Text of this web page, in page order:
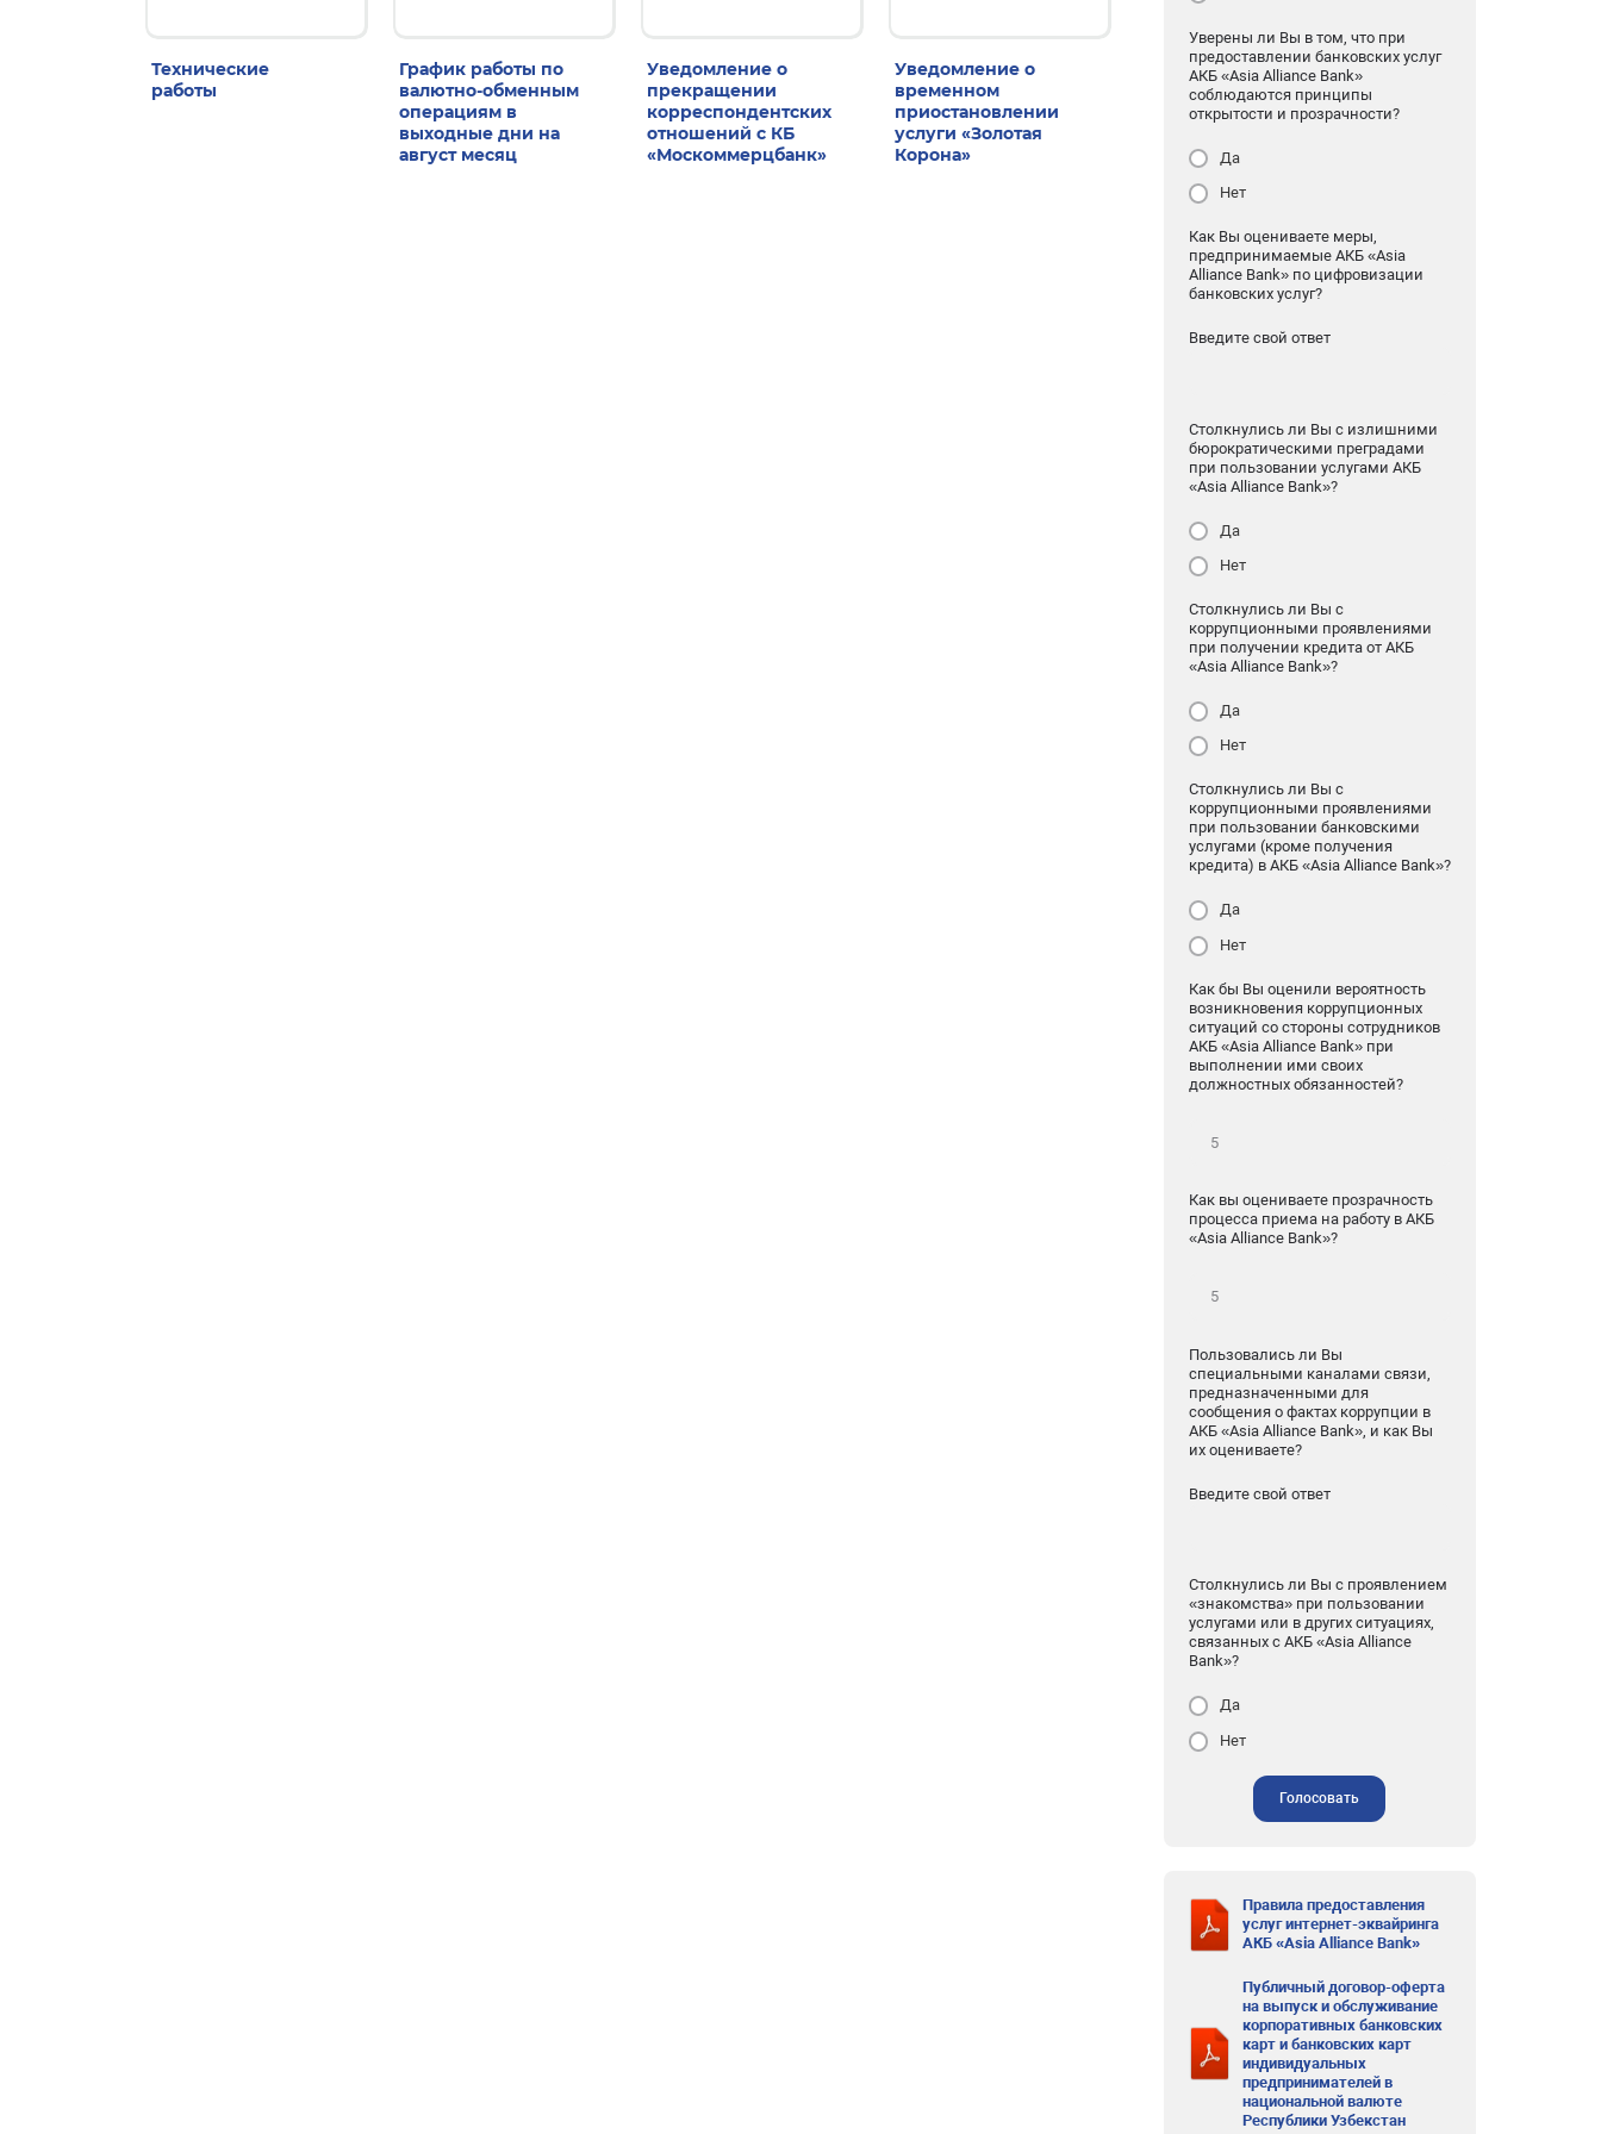
Технические
работы
График работы по
валютно-обменным
операциям в
выходные дни на
август месяц
Уведомление о
прекращении
корреспондентских
отношений с КБ
«Москоммерцбанк»
Уведомление о
временном
приостановлении
услуги «Золотая
Корона»
Уверены ли Вы в том, что при
предоставлении банковских услуг
АКБ «Asia Alliance Bank»
соблюдаются принципы
открытости и прозрачности?
Да
Нет
Как Вы оцениваете меры,
предпринимаемые АКБ «Asia
Alliance Bank» по цифровизации
банковских услуг?
Введите свой ответ
Столкнулись ли Вы с излишними
бюрократическими преградами
при пользовании услугами АКБ
«Asia Alliance Bank»?
Да
Нет
Столкнулись ли Вы с
коррупционными проявлениями
при получении кредита от АКБ
«Asia Alliance Bank»?
Да
Нет
Столкнулись ли Вы с
коррупционными проявлениями
при пользовании банковскими
услугами (кроме получения
кредита) в АКБ «Asia Alliance Bank»?
Да
Нет
Как бы Вы оценили вероятность
возникновения коррупционных
ситуаций со стороны сотрудников
АКБ «Asia Alliance Bank» при
выполнении ими своих
должностных обязанностей?
Как вы оцениваете прозрачность
процесса приема на работу в АКБ
«Asia Alliance Bank»?
Пользовались ли Вы
специальными каналами связи,
предназначенными для
сообщения о фактах коррупции в
АКБ «Asia Alliance Bank», и как Вы
их оцениваете?
Введите свой ответ
Столкнулись ли Вы с проявлением
«знакомства» при пользовании
услугами или в других ситуациях,
связанных с АКБ «Asia Alliance
Bank»?
Да
Нет
Голосовать
Правила предоставления
услуг интернет-эквайринга
АКБ «Asia Alliance Bank»
Публичный договор-оферта
на выпуск и обслуживание
корпоративных банковских
карт и банковских карт
индивидуальных
предпринимателей в
национальной валюте
Республики Узбекстан